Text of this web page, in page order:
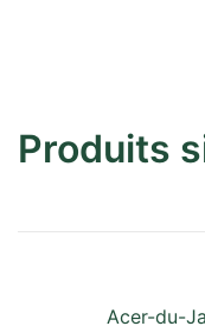
Produits
Acer-du-